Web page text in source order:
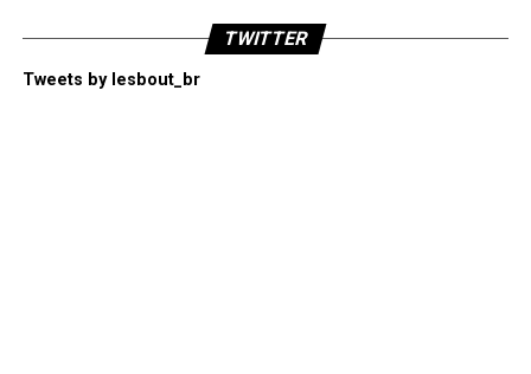
TWITTER
Tweets by lesbout_br